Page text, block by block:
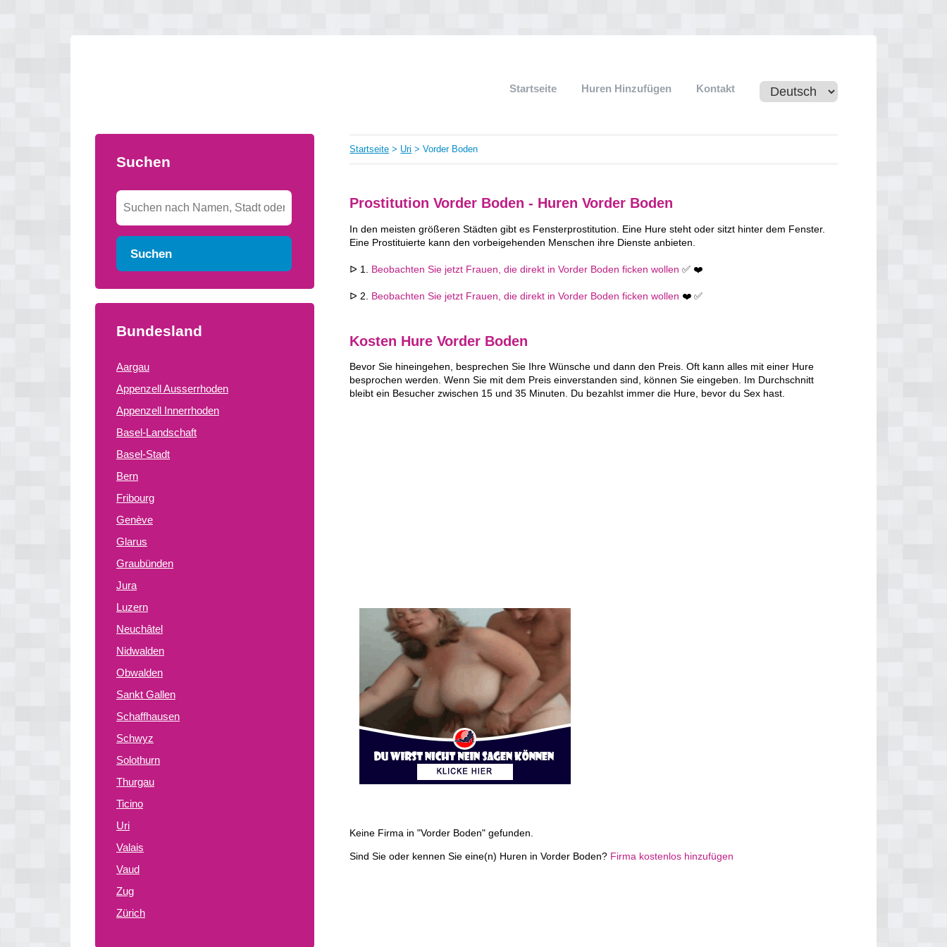
Startseite Huren Hinzufügen Kontakt
Suchen
Suchen
Bundesland
Aargau
Appenzell Ausserrhoden
Appenzell Innerrhoden
Basel-Landschaft
Basel-Stadt
Bern
Fribourg
Genève
Glarus
Graubünden
Jura
Luzern
Neuchâtel
Nidwalden
Obwalden
Sankt Gallen
Schaffhausen
Schwyz
Solothurn
Thurgau
Ticino
Uri
Valais
Vaud
Zug
Zürich
Startseite > Uri > Vorder Boden
Prostitution Vorder Boden - Huren Vorder Boden
In den meisten größeren Städten gibt es Fensterprostitution. Eine Hure steht oder sitzt hinter dem Fenster.
Eine Prostituierte kann den vorbeigehenden Menschen ihre Dienste anbieten.
ᐅ 1. Beobachten Sie jetzt Frauen, die direkt in Vorder Boden ficken wollen ✅ ❤️
ᐅ 2. Beobachten Sie jetzt Frauen, die direkt in Vorder Boden ficken wollen ❤️ ✅
Kosten Hure Vorder Boden
Bevor Sie hineingehen, besprechen Sie Ihre Wünsche und dann den Preis. Oft kann alles mit einer Hure
besprochen werden. Wenn Sie mit dem Preis einverstanden sind, können Sie eingeben. Im Durchschnitt
bleibt ein Besucher zwischen 15 und 35 Minuten. Du bezahlst immer die Hure, bevor du Sex hast.
Keine Firma in "Vorder Boden" gefunden.
Sind Sie oder kennen Sie eine(n) Huren in Vorder Boden? Firma kostenlos hinzufügen